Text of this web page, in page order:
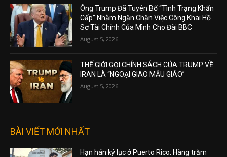
Ông Trump Đã Tuyên Bố “Tình Trạng Khẩn
Cấp” Nhằm Ngăn Chặn Việc Công Khai Hồ
Sơ Tài Chính Của Mình Cho Đài BBC
August 5, 2026
THẾ GIỚI GỌI CHÍNH SÁCH CỦA TRUMP VỀ
IRAN LÀ “NGOẠI GIAO MẪU GIÁO”
August 5, 2026
BÀI VIẾT MỚI NHẤT
Hạn hán kỷ lục ở Puerto Rico: Hàng trăm